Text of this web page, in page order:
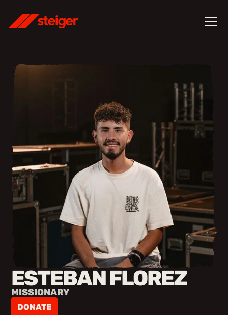
ESTEBAN FLOREZ
MISSIONARY
DONATE